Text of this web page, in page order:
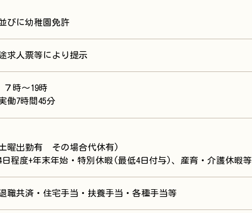
びに幼稚園免許
求人票等により提示
時～19時
働7時間45分
曜出勤有 その場合代休有)
日程度+年末年始・特別休暇(最低4日付与)、産育・介護休暇等
職共済・住宅手当・扶養手当・各種手当等